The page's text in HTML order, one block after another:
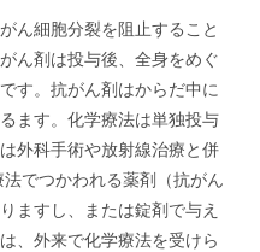
ん細胞分裂を阻止すること
ん剤は投与後、全身をめぐ
す。抗がん剤はからだ中に
ます。化学療法は単独投与
外科手術や放射線治療と併
でつかわれる薬剤（抗がん
ますし、または錠剤で与え
、外来で化学療法を受けら